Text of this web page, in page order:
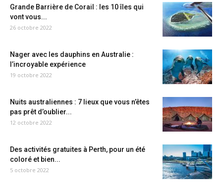
Grande Barrière de Corail : les 10 îles qui
vont vous...
26 octobre 2022
Nager avec les dauphins en Australie :
l’incroyable expérience
19 octobre 2022
Nuits australiennes : 7 lieux que vous n’êtes
pas prêt d’oublier...
12 octobre 2022
Des activités gratuites à Perth, pour un été
coloré et bien...
5 octobre 2022